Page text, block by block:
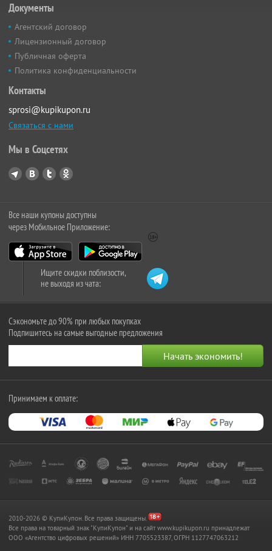
Документы
Агентский договор
Лицензионный договор
Публичная оферта
Политика конфиденциальности
Контакты
sprosi@kupikupon.ru
Связаться с нами
Мы в Соцсетях
Все наши купоны доступны
через Мобильное Приложение:
Ищите скидки поблизости,
не выходя из чата:
Сэкономьте до 90% при любых покупках
Подпишитесь на самые выгодные предложения
Принимаем к оплате:
2010-2026 © КупиКупон. Все права защищены.
Все права на товарный знак "КупиКупон" и на сайт www.kupikupon.ru принадлежат
OOO «Агентство цифровых решений» ИНН 7705523387, ОГРН 1127747063212